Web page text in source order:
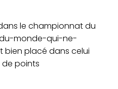
le championnat du
monde-qui-ne-
bien placé dans celui
points